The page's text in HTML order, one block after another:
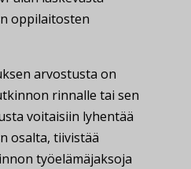
oppilaitosten
arvostusta on
rinnalle tai sen
voitaisiin lyhentää
osalta, tiivistää
työelämäjaksoja